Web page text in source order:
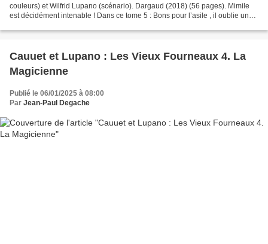
couleurs) et Wilfrid Lupano (scénario). Dargaud (2018) (56 pages). Mimile
est décidément intenable ! Dans ce tome 5 : Bons pour l’asile , il oublie un
Cauuet et Lupano : Les Vieux Fourneaux 4. La
Magicienne
Publié le 06/01/2025 à 08:00
Par Jean-Paul Degache